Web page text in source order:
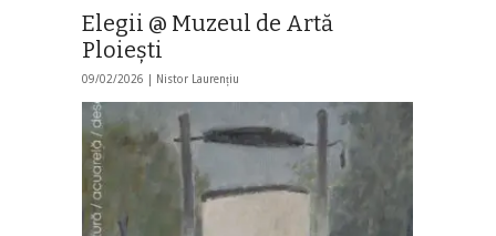
Elegii @ Muzeul de Artă
Ploiești
09/02/2026 | Nistor Laurențiu